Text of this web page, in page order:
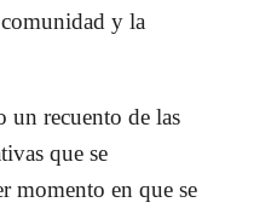
y la
un recuento de las
que se
momento en que se